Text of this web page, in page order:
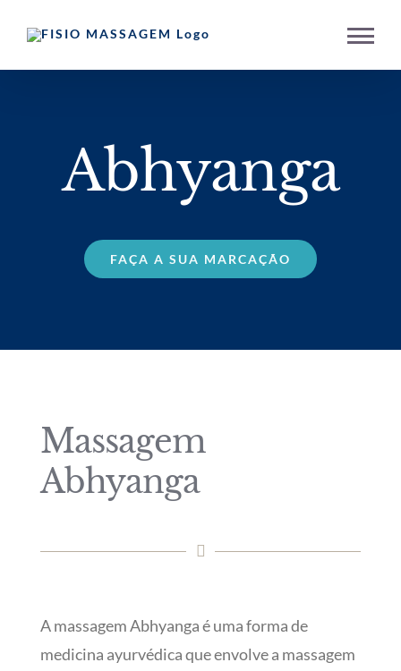
content
Abhyanga
FAÇA A SUA MARCAÇÃO
Massagem
Abhyanga
A massagem Abhyanga é uma forma de
medicina ayurvédica que envolve a massagem